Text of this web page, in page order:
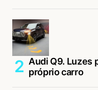
Audi Q9. Luzes
próprio carro